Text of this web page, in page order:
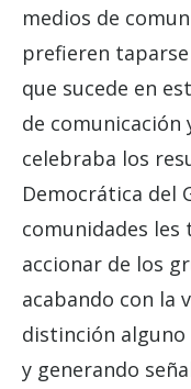
medios de
prefieren
que sucede en
de
celebraba los
Democrática del
comunidades
accionar de los
acabando con la
distinción
y generando